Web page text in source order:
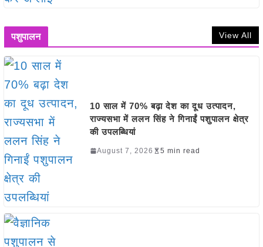
पशुपालन View All
10 साल में 70% बढ़ा देश का दूध उत्पादन,
राज्यसभा में ललन सिंह ने गिनाईं पशुपालन क्षेत्र
की उपलब्धियां
August 7, 2026 5 min read